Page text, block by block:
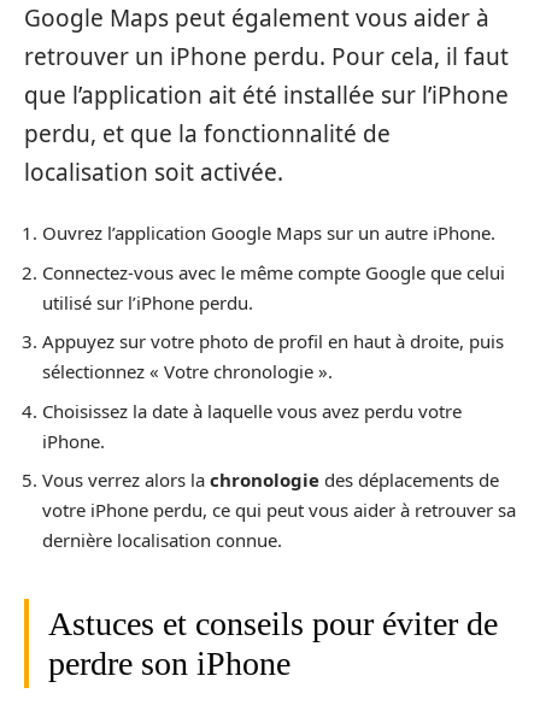
Google Maps peut également vous aider à
retrouver un iPhone perdu. Pour cela, il faut
que l’application ait été installée sur l’iPhone
perdu, et que la fonctionnalité de
localisation soit activée.
Ouvrez l’application Google Maps sur un autre iPhone.
Connectez-vous avec le même compte Google que celui
utilisé sur l’iPhone perdu.
Appuyez sur votre photo de profil en haut à droite, puis
sélectionnez « Votre chronologie ».
Choisissez la date à laquelle vous avez perdu votre
iPhone.
Vous verrez alors la chronologie des déplacements de
votre iPhone perdu, ce qui peut vous aider à retrouver sa
dernière localisation connue.
Astuces et conseils pour éviter de
perdre son iPhone